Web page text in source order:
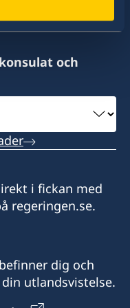
(samt vid
att utfärda vare
kort eller
och
i fickan med
regeringen.se.
dig och
utlandsvistelse.